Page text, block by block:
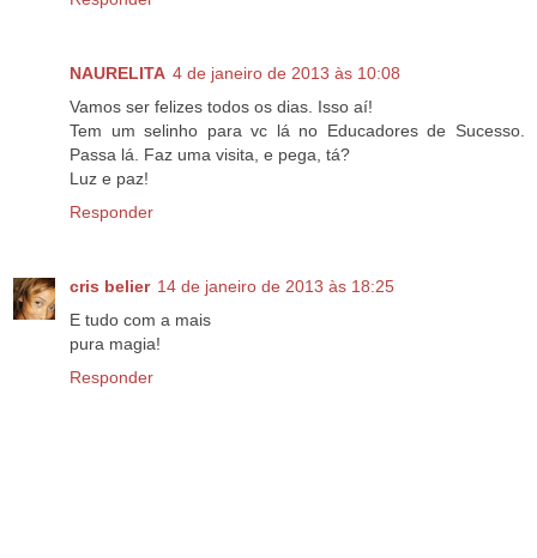
NAURELITA 4 de janeiro de 2013 às 10:08
Vamos ser felizes todos os dias. Isso aí!
Tem um selinho para vc lá no Educadores de Sucesso.
Passa lá. Faz uma visita, e pega, tá?
Luz e paz!
Responder
cris belier 14 de janeiro de 2013 às 18:25
E tudo com a mais
pura magia!
Responder